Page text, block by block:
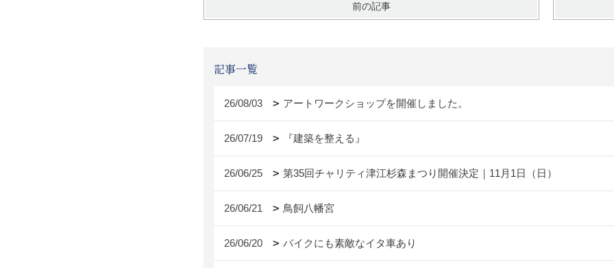
前の記事
記事一覧
26/08/03 アートワークショップを開催しました。
26/07/19 『建築を整える』
26/06/25 第35回チャリティ津江杉森まつり開催決定｜11月1日（日）
26/06/21 鳥飼八幡宮
26/06/20 バイクにも素敵なイタ車あり